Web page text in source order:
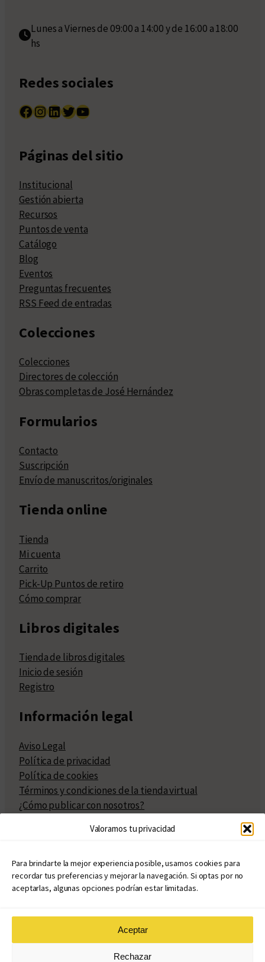
Valoramos tu privacidad
Para brindarte la mejor experiencia posible, usamos cookies para
recordar tus preferencias y mejorar la navegación. Si optas por no
aceptarlas, algunas opciones podrían estar limitadas.
Aceptar
Rechazar
Lunes a Viernes de 09:00 a 14:00 y de 16:00 a 18:00
hs
Redes sociales
Facebook InstagramLinkedIn Twitter YouTube
Páginas del sitio
Institucional
Gestión abierta
Recursos
Puntos de venta
Catálogo
Blog
Eventos
Preguntas frecuentes
RSS Feed de entradas
Colecciones
Colecciones
Directores de colección
Obras completas de José Hernández
Formularios
Contacto
Suscripción
Envío de manuscritos/originales
Tienda online
Tienda
Mi cuenta
Carrito
Pick-Up Puntos de retiro
Cómo comprar
Libros digitales
Tienda de libros digitales
Inicio de sesión
Registro
Información legal
Aviso Legal
Política de privacidad
Política de cookies
Términos y condiciones de la tienda virtual
¿Cómo publicar con nosotros?
Políticas de publicación
Políticas de coedición
Atribuciones